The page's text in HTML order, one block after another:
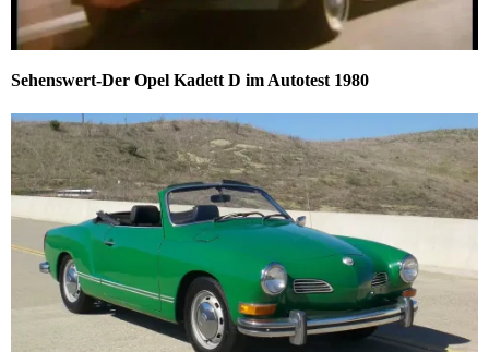
Sehenswert-Der Opel Kadett D im Autotest 1980